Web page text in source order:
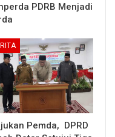
PDRB Menjadi
Pemda, DPRD